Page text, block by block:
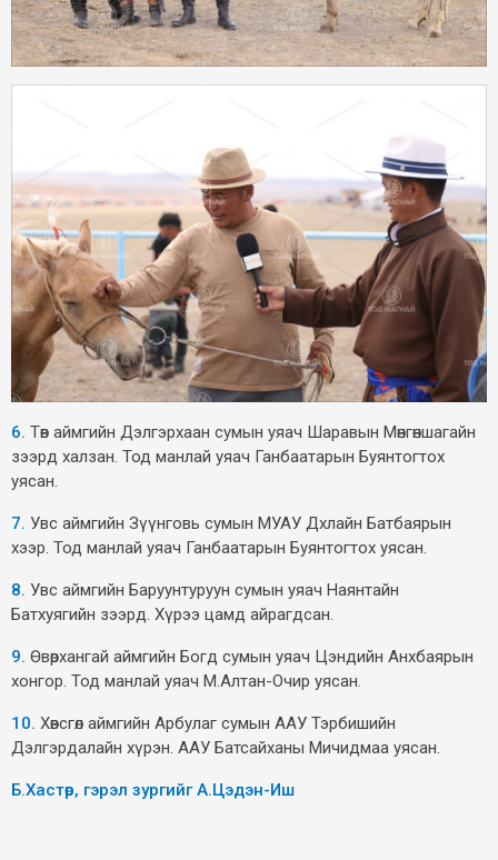
6. Төв аймгийн Дэлгэрхаан сумын уяач Шаравын Мөнгөншагайн
зээрд халзан. Тод манлай уяач Ганбаатарын Буянтогтох
уясан.
7. Увс аймгийн Зүүнговь сумын МУАУ Дхлайн Батбаярын
хээр. Тод манлай уяач Ганбаатарын Буянтогтох уясан.
8. Увс аймгийн Баруунтуруун сумын уяач Наянтайн
Батхуягийн зээрд. Хүрээ цамд айрагдсан.
9. Өвөрхангай аймгийн Богд сумын уяач Цэндийн Анхбаярын
хонгор. Тод манлай уяач М.Алтан-Очир уясан.
10. Хөвсгөл аймгийн Арбулаг сумын ААУ Тэрбишийн
Дэлгэрдалайн хүрэн. ААУ Батсайханы Мичидмаа уясан.
Б.Хастөр, гэрэл зургийг А.Цэдэн-Иш